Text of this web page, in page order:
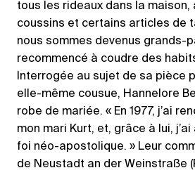
tous les rideaux dans la maison,
coussins et certains articles de
nous sommes devenus grands-
recommencé à coudre des
Interrogée au sujet de sa pièce
elle-même cousue, Hannelore
robe de mariée. « En 1977, j’ai
mon mari Kurt, et, grâce à lui,
foi néo-apostolique. » Leur
de Neustadt an der Weinstraße